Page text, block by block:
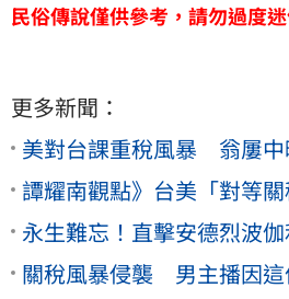
民俗傳說僅供參考，請勿過度迷
更多新聞：
美對台課重稅風暴 翁屢中
譚耀南觀點》台美「對等
永生難忘！直擊安德烈波
關稅風暴侵襲 男主播因這